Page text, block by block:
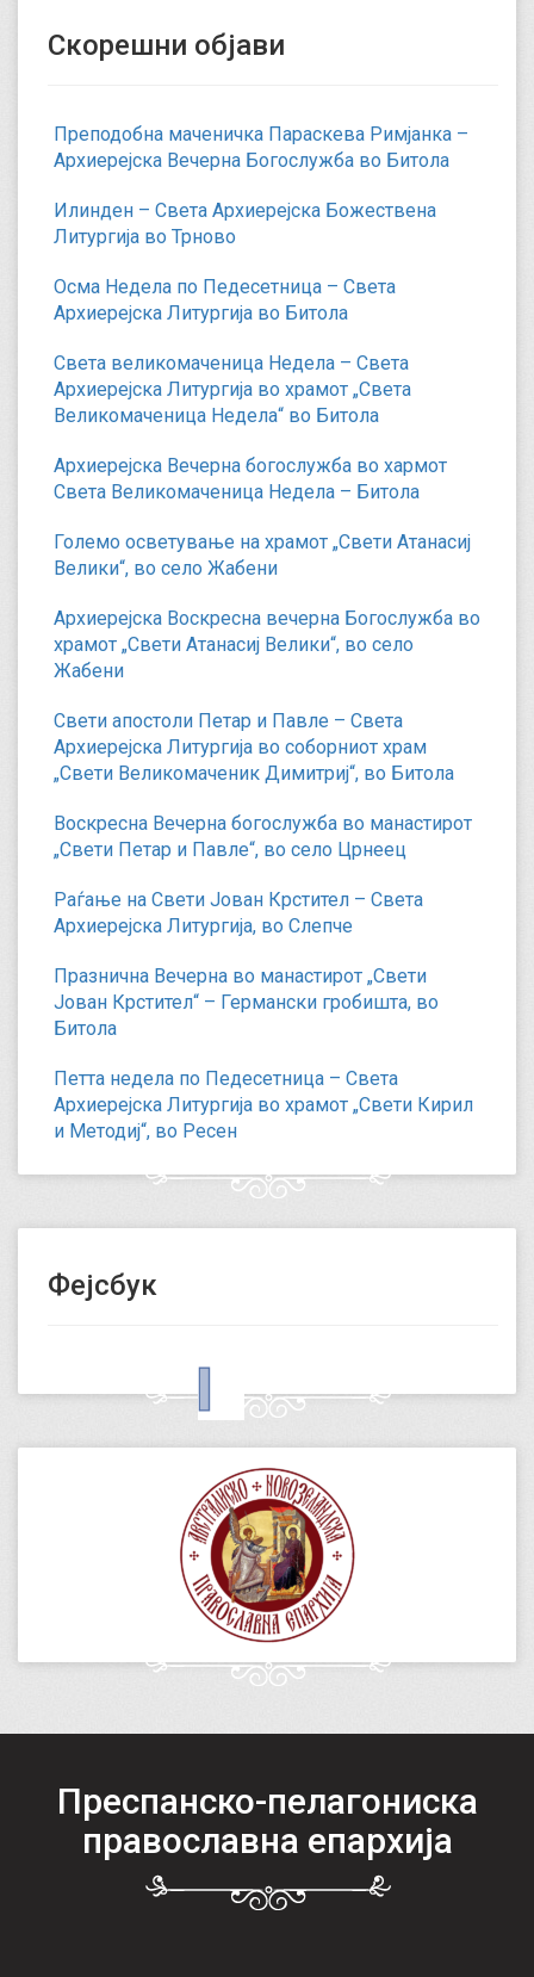
Скорешни објави
Преподобна маченичка Параскева Римјанка –
Архиерејска Вечерна Богослужба во Битола
Илинден – Света Архиерејска Божествена
Литургија во Трново
Осма Недела по Педесетница – Света
Архиерејска Литургија во Битола
Света великомаченица Недела – Света
Архиерејска Литургија во храмот „Света
Великомаченица Недела“ во Битола
Архиерејска Вечерна богослужба во хармот
Света Великомаченица Недела – Битола
Големо осветување на храмот „Свети Атанасиј
Велики“, во село Жабени
Архиерејска Воскресна вечерна Богослужба во
храмот „Свети Атанасиј Велики“, во село
Жабени
Свети апостоли Петар и Павле – Света
Архиерејска Литургија во соборниот храм
„Свети Великомаченик Димитриј“, во Битола
Воскресна Вечерна богослужба во манастирот
„Свети Петар и Павле“, во село Црнеец
Раѓање на Свети Јован Крстител – Света
Архиерејска Литургија, во Слепче
Празнична Вечерна во манастирот „Свети
Јован Крстител“ – Германски гробишта, во
Битола
Петта недела по Педесетница – Света
Архиерејска Литургија во храмот „Свети Кирил
и Методиј“, во Ресен
Фејсбук
Преспанско-пелагониска
православна епархија